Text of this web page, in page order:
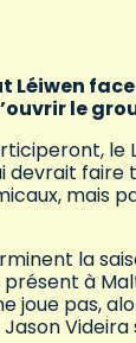
Léiwen
le
le
devrait faire
mais
la
à
joue pas,